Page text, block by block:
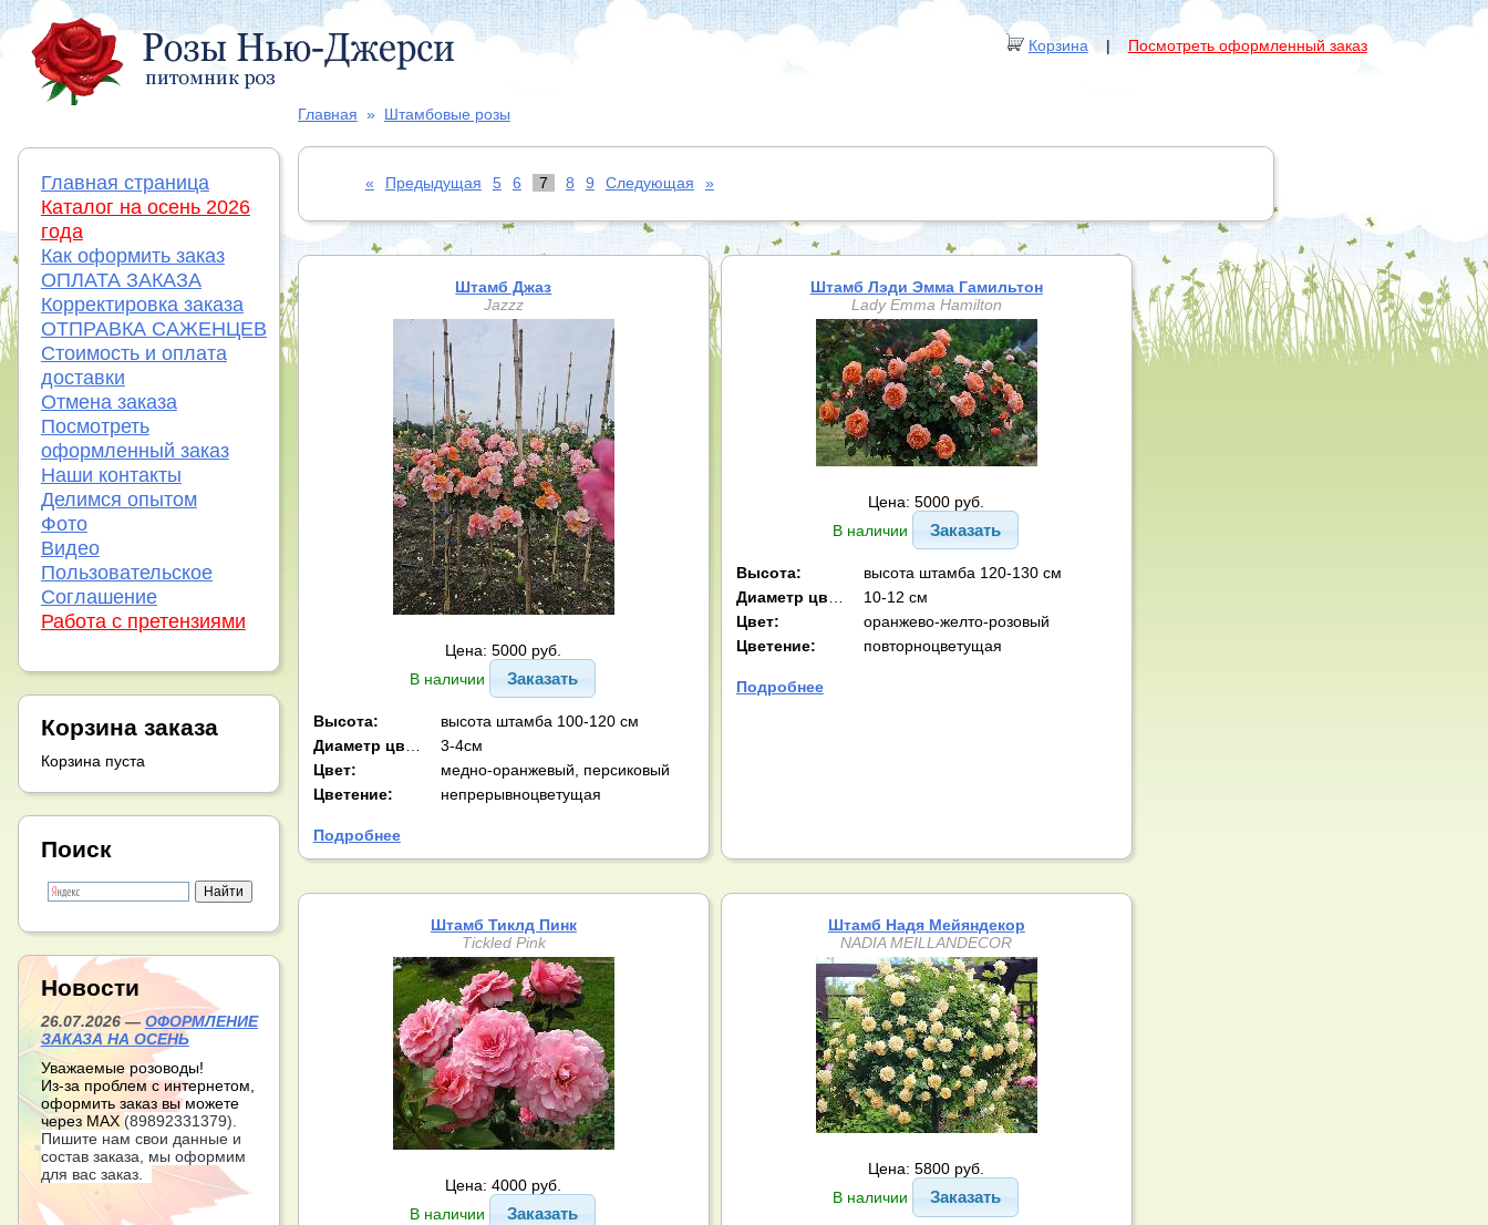
Корзина| Посмотреть оформленный заказ
Главная » Штамбовые розы
« Предыдущая 5 6 7 8 9 Следующая »
Штамб Джаз
Jazzz
Цена: 5000 руб.
В наличии
Заказать
Высота:
высота штамба 100-120 см
Диаметр цв-ка:
3-4см
Цвет:
медно-оранжевый, персиковый
Цветение:
непрерывноцветущая
Подробнее
Штамб Лэди Эмма Гамильтон
Lady Emma Hamilton
Цена: 5000 руб.
В наличии
Заказать
Высота:
высота штамба 120-130 см
Диаметр цв-ка:
10-12 см
Цвет:
оранжево-желто-розовый
Цветение:
повторноцветущая
Подробнее
Штамб Тиклд Пинк
Tickled Pink
Цена: 4000 руб.
В наличии
Заказать
Штамб Надя Мейяндекор
NADIA MEILLANDECOR
Цена: 5800 руб.
В наличии
Заказать
Главная страница
Каталог на осень 2026
года
Как оформить заказ
ОПЛАТА ЗАКАЗА
Корректировка заказа
ОТПРАВКА САЖЕНЦЕВ
Стоимость и оплата
доставки
Отмена заказа
Посмотреть
оформленный заказ
Наши контакты
Делимся опытом
Фото
Видео
Пользовательское
Соглашение
Работа с претензиями
Корзина заказа
Корзина пуста
Поиск
Новости
26.07.2026 — ОФОРМЛЕНИЕ
ЗАКАЗА НА ОСЕНЬ
Уважаемые розоводы!
Из-за проблем с интернетом,
оформить заказ вы можете
через МАХ (89892331379).
Пишите нам свои данные и
состав заказа, мы оформим
для вас заказ.